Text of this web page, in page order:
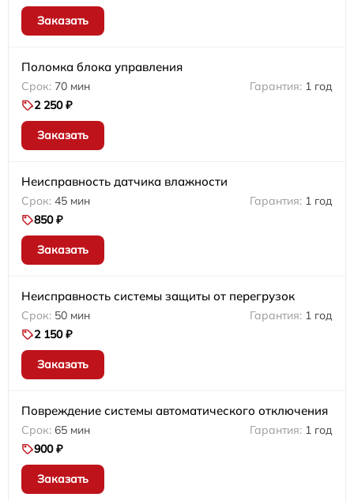
Заказать
Поломка блока управления
70 мин
1 год
2 250 ₽
Заказать
Неисправность датчика влажности
45 мин
1 год
850 ₽
Заказать
Неисправность системы защиты от перегрузок
50 мин
1 год
2 150 ₽
Заказать
Повреждение системы автоматического отключения
65 мин
1 год
900 ₽
Заказать